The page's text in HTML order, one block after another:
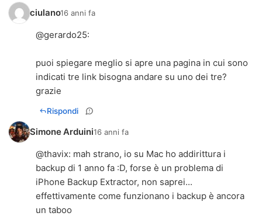
ciulano16 anni fa
@gerardo25:
puoi spiegare meglio si apre una pagina in cui sono
indicati tre link bisogna andare su uno dei tre?
grazie
Rispondi
Simone Arduini16 anni fa
@thavix: mah strano, io su Mac ho addirittura i
backup di 1 anno fa :D, forse è un problema di
iPhone Backup Extractor, non saprei...
effettivamente come funzionano i backup è ancora
un taboo